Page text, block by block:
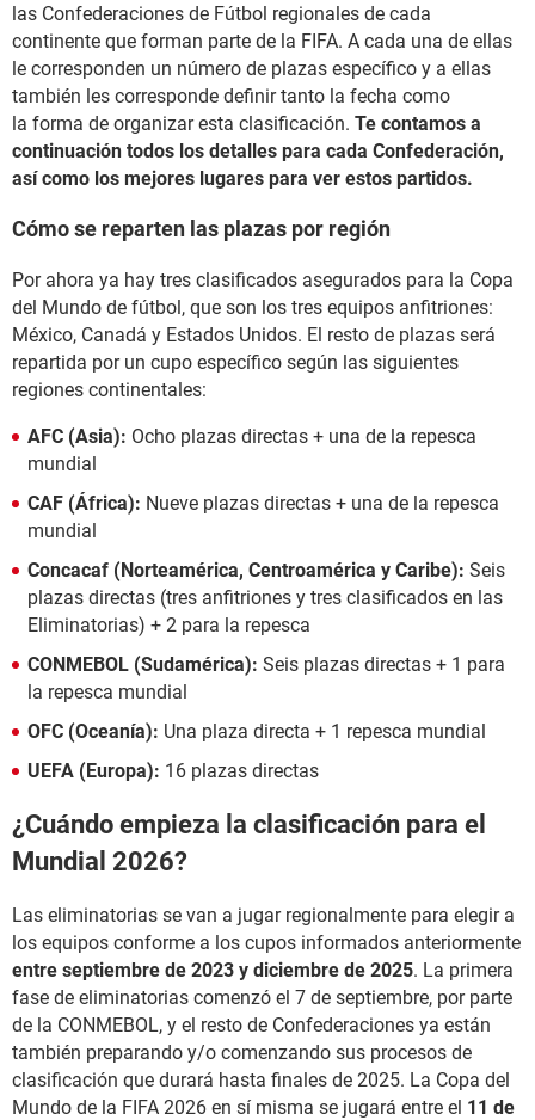
las Confederaciones de Fútbol regionales de cada
continente que forman parte de la FIFA. A cada una de ellas
le corresponden un número de plazas específico y a ellas
también les corresponde definir tanto la fecha como
la forma de organizar esta clasificación. Te contamos a
continuación todos los detalles para cada Confederación,
así como los mejores lugares para ver estos partidos.
Cómo se reparten las plazas por región
Por ahora ya hay tres clasificados asegurados para la Copa
del Mundo de fútbol, que son los tres equipos anfitriones:
México, Canadá y Estados Unidos. El resto de plazas será
repartida por un cupo específico según las siguientes
regiones continentales:
AFC (Asia): Ocho plazas directas + una de la repesca
mundial
CAF (África): Nueve plazas directas + una de la repesca
mundial
Concacaf (Norteamérica, Centroamérica y Caribe): Seis
plazas directas (tres anfitriones y tres clasificados en las
Eliminatorias) + 2 para la repesca
CONMEBOL (Sudamérica): Seis plazas directas + 1 para
la repesca mundial
OFC (Oceanía): Una plaza directa + 1 repesca mundial
UEFA (Europa): 16 plazas directas
¿Cuándo empieza la clasificación para el
Mundial 2026?
Las eliminatorias se van a jugar regionalmente para elegir a
los equipos conforme a los cupos informados anteriormente
entre septiembre de 2023 y diciembre de 2025. La primera
fase de eliminatorias comenzó el 7 de septiembre, por parte
de la CONMEBOL, y el resto de Confederaciones ya están
también preparando y/o comenzando sus procesos de
clasificación que durará hasta finales de 2025. La Copa del
Mundo de la FIFA 2026 en sí misma se jugará entre el 11 de